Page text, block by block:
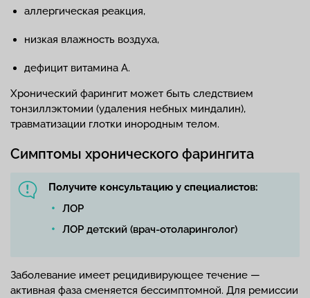
аллергическая реакция,
низкая влажность воздуха,
дефицит витамина А.
Хронический фарингит может быть следствием
тонзиллэктомии (удаления небных миндалин),
травматизации глотки инородным телом.
Симптомы хронического фарингита
Получите консультацию у специалистов:
ЛОР
ЛОР детский (врач-отоларинголог)
Заболевание имеет рецидивирующее течение —
активная фаза сменяется бессимптомной. Для ремиссии